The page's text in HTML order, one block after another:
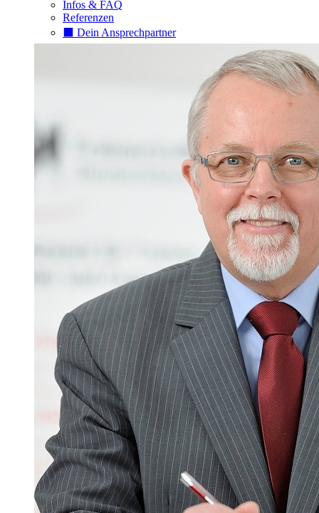
Infos & FAQ
Referenzen
⬛️ Dein Ansprechpartner